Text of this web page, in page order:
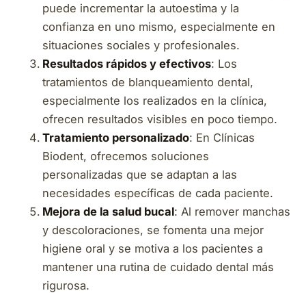
puede incrementar la autoestima y la
confianza en uno mismo, especialmente en
situaciones sociales y profesionales.
Resultados rápidos y efectivos: Los
tratamientos de blanqueamiento dental,
especialmente los realizados en la clínica,
ofrecen resultados visibles en poco tiempo.
Tratamiento personalizado: En Clínicas
Biodent, ofrecemos soluciones
personalizadas que se adaptan a las
necesidades específicas de cada paciente.
Mejora de la salud bucal: Al remover manchas
y descoloraciones, se fomenta una mejor
higiene oral y se motiva a los pacientes a
mantener una rutina de cuidado dental más
rigurosa.